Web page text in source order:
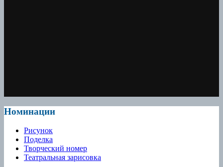
Номинации
Рисунок
Поделка
Творческий номер
Театральная зарисовка